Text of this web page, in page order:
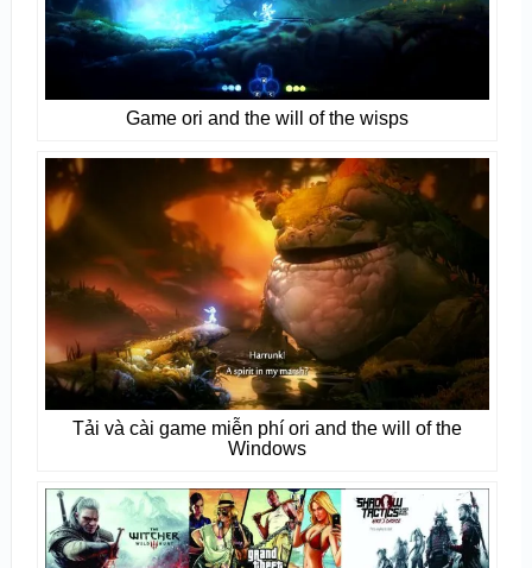
Game ori and the will of the wisps
Tải và cài game miễn phí ori and the will of the
Windows